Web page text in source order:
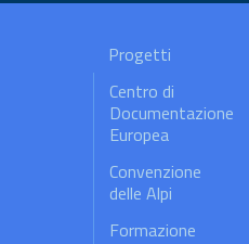
Progetti
Centro di
Documentazione
Europea
Convenzione
delle Alpi
Formazione